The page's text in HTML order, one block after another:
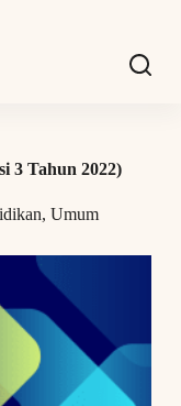
3 Tahun 2022)
, Umum